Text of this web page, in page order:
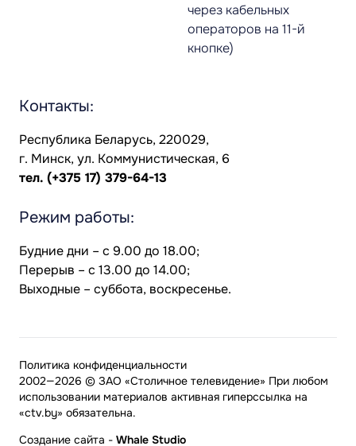
через кабельных
операторов на 11-й
кнопке)
Контакты:
Республика Беларусь, 220029,
г. Минск, ул. Коммунистическая, 6
тел. (+375 17) 379-64-13
Режим работы:
Будние дни – с 9.00 до 18.00;
Перерыв – с 13.00 до 14.00;
Выходные – суббота, воскресенье.
2002—2026 © ЗАО «Столичное телевидение» При любом
использовании материалов активная гиперссылка на
«ctv.by» обязательна.
Политика конфиденциальности
Создание сайта - Whale Studio